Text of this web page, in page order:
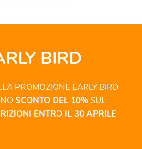
BIRD
PROMOZIONE EARLY BIRD
SCONTO DEL 10%SUL
ENTRO IL 30 APRILE